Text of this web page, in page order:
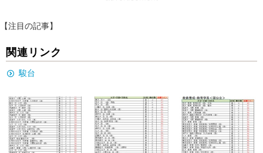
【注目の記事】
関連リンク
駿台